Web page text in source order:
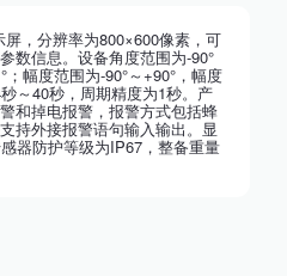
，分辨率为800×600像素，可
数信息。设备角度范围为-90°
；幅度范围为-90°～+90°，幅度
～40秒，周期精度为1秒。产
和掉电报警，报警方式包括蜂
持外接报警语句输入输出。显
器防护等级为IP67，整备重量